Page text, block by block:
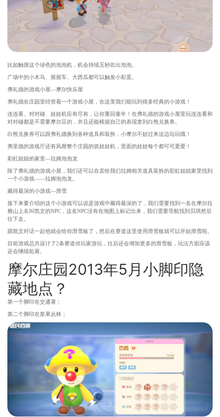
比如触摸这个绿色的泡泡机，机会持续五秒吹出泡泡。
广场中的小木马、摇摇车、大西瓜都可以触发小彩蛋。
弗礼德的游戏小屋—摩尔快乐屋
弗礼德在庄园里经营着一个游戏小屋，在这里我们能玩到很多经典的小游戏！
连连看、对对碰、娃娃机应有尽有，让你重回童年！在弗礼德的游戏小屋里玩连连看和
对对碰都是不需要摩尔豆的，并且还能根据自己的表现拿到白熊兑换券。
白熊兑换券可以跟弗礼德换到各种道具和装扮，小摩尔不妨过来这边玩玩哦！
弗里德的游戏厅还有风靡整个庄园的抓娃娃机，里面的娃娃每个都可可爱爱！
彩虹姐姐的家里—拉姆泡泡龙
除了弗礼德的游戏小屋，我们还可以在卖给我们拉姆相关道具装扮的彩虹姐姐家里找到
一个小游戏——拉姆泡泡龙。
藏得最深的小游戏—滑雪
接下来要介绍的这个小游戏可以说是游戏中藏得最深的了，我们需要找到一名在摩尔拉
雅山上名叫凯文的NPC，这名NPC没有在地图上标记出来，我们需要导航找到贝琪然后
往下走。
跟凯文对话一起他就会给你滑雪板了，然后在赛道这里使用滑雪板就可以开始滑雪啦。
目前游戏总共设计了2条赛道供玩家游玩，往后还会增加更多的滑雪板，玩法方面应该
还会继续拓展。
摩尔庄园2013年5月小脚印隐
藏地点？
第一个脚印在交通署；
第二个脚印在浆果丛林；